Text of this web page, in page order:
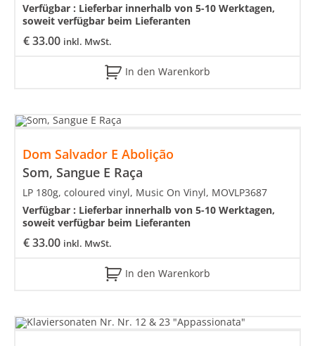
€33.00 inkl. MwSt.
Verfügbar : Lieferbar innerhalb von 5-10 Werktagen,
soweit verfügbar beim Lieferanten
In den Warenkorb
Dom Salvador E Abolição
Som, Sangue E Raça
€33.00 inkl. MwSt.
LP 180g, coloured vinyl, Music On Vinyl, MOVLP3687
Verfügbar : Lieferbar innerhalb von 5-10 Werktagen,
soweit verfügbar beim Lieferanten
In den Warenkorb